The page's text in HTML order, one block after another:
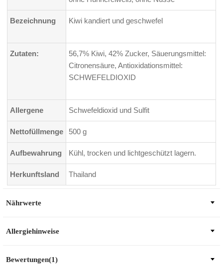
Bezeichnung Kiwi kandiert und geschwefel
Zutaten:
56,7% Kiwi, 42% Zucker, Säuerungsmittel:
Citronensäure, Antioxidationsmittel:
SCHWEFELDIOXID
Allergene Schwefeldioxid und Sulfit
Nettofüllmenge 500 g
Aufbewahrung Kühl, trocken und lichtgeschützt lagern.
Herkunftsland Thailand
Nährwerte
Allergiehinweise
Bewertungen(1)